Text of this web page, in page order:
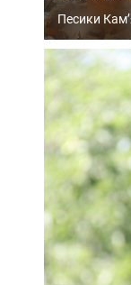
Песики